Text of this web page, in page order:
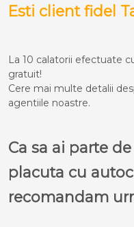
Esti client fidel
La 10 calatorii efectuate
gratuit!
Cere mai multe detalii
agentiile noastre.
Ca sa ai parte
placuta cu
recomandam